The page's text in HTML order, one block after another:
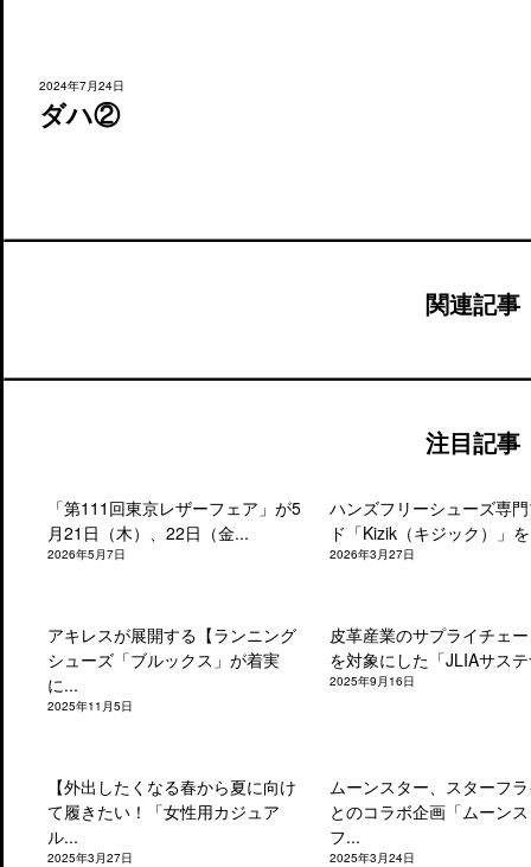
2024年7月24日
ダハ②
関連記事
注目記事
「第111回東京レザーフェア」が5
月21日（木）、22日（金...
2026年5月7日
ハンズフリーシューズ専
ド「Kizik（キジック）」
2026年3月27日
アキレスが展開する【ランニング
シューズ「ブルックス」が着実
に...
2025年11月5日
皮革産業のサプライチェ
を対象にした「JLIAサス
2025年9月16日
【外出したくなる春から夏に向け
て履きたい！「女性用カジュア
ル...
2025年3月27日
ムーンスター、スターフ
とのコラボ企画「ムーン
フ...
2025年3月24日